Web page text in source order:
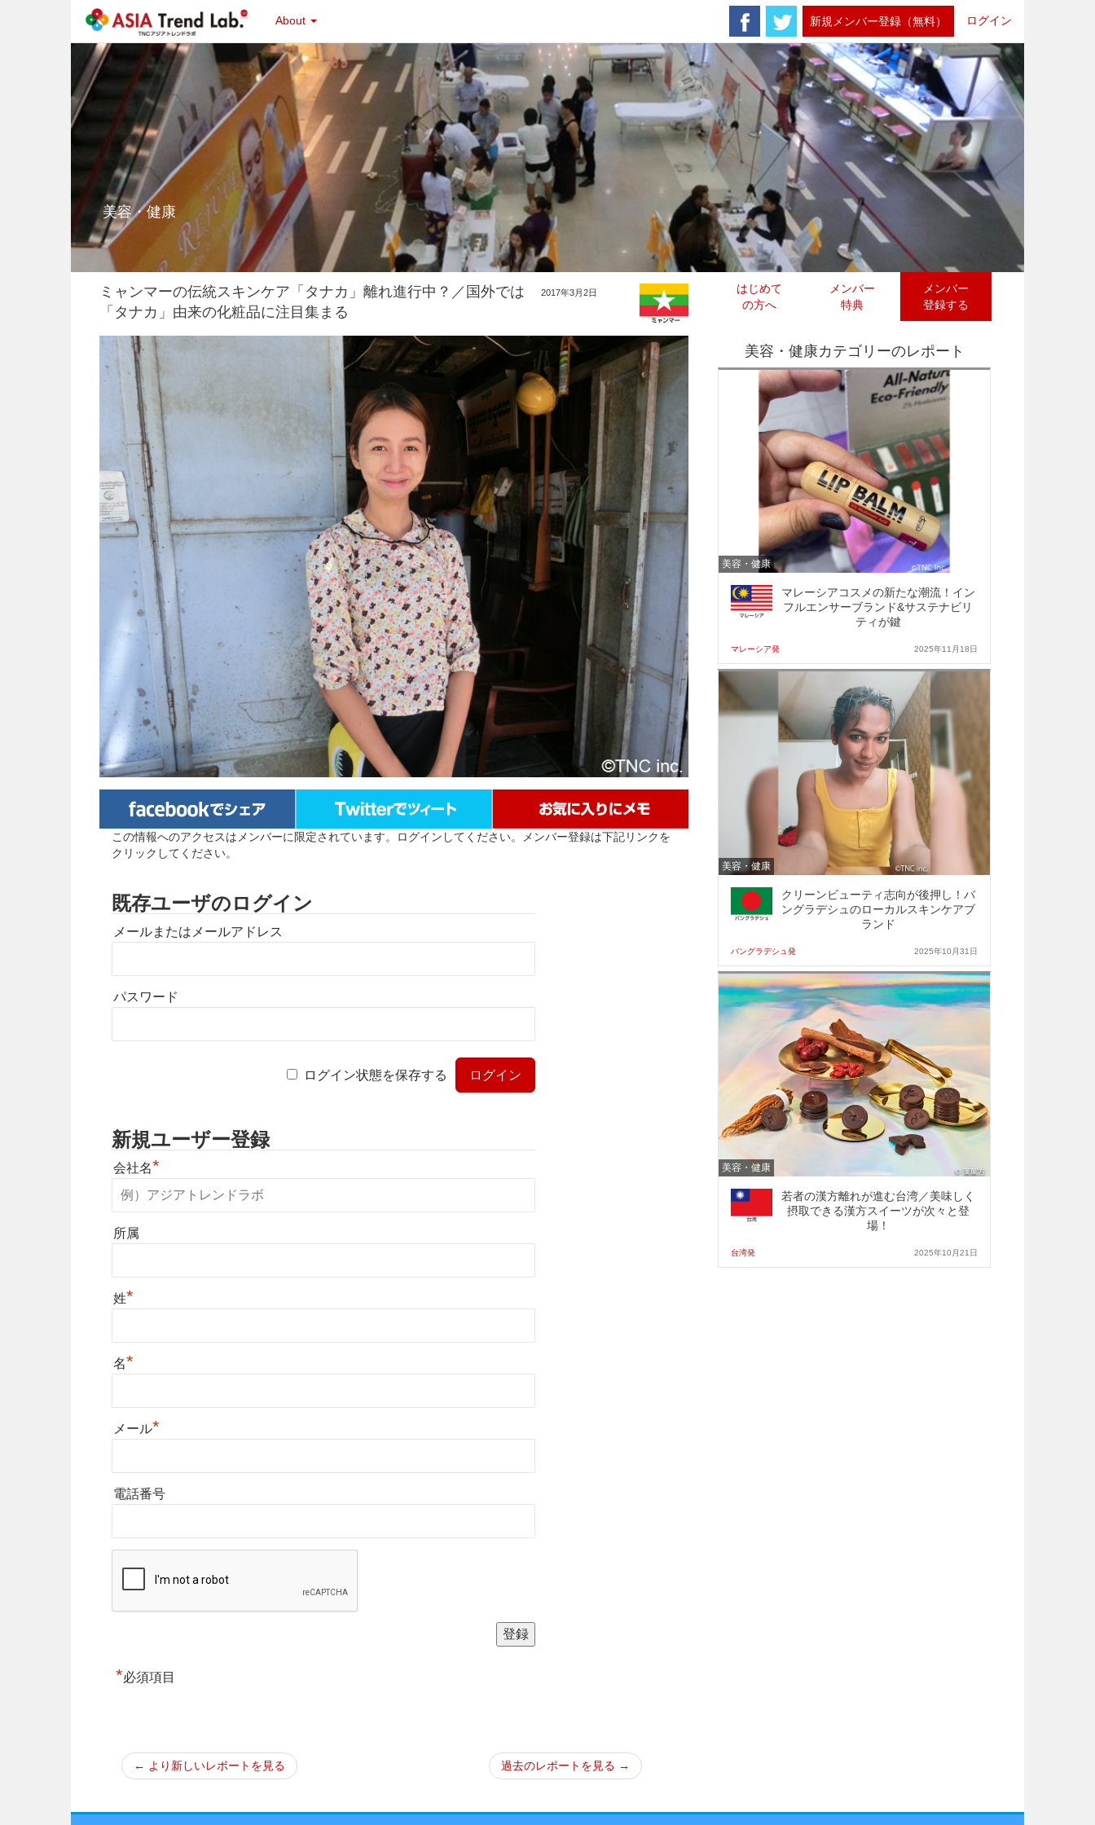
About 新規メンバー登録（無料） ログイン
美容・健康
はじめて
の方へ
メンバー
特典
メンバー
登録する
ミャンマーの伝統スキンケア「タナカ」離れ進行中？／国外では
「タナカ」由来の化粧品に注目集まる
2017年3月2日
この情報へのアクセスはメンバーに限定されています。ログインしてください。メンバー登録は下記リンクを
クリックしてください。
既存ユーザのログイン
メールまたはメールアドレス
パスワード
ログイン状態を保存する
新規ユーザー登録
会社名*
所属
姓*
名*
メール*
電話番号
*必須項目
← より新しいレポートを見る 過去のレポートを見る →
美容・健康カテゴリーのレポート
美容・健康
マレーシアコスメの新たな潮流！イン
フルエンサーブランド&サステナビリ
ティが鍵
マレーシア発 2025年11月18日
美容・健康
クリーンビューティ志向が後押し！バ
ングラデシュのローカルスキンケアブ
ランド
バングラデシュ発 2025年10月31日
美容・健康
若者の漢方離れが進む台湾／美味しく
摂取できる漢方スイーツが次々と登
場！
台湾発 2025年10月21日